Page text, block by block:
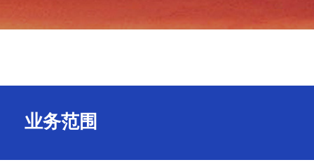
业务范围